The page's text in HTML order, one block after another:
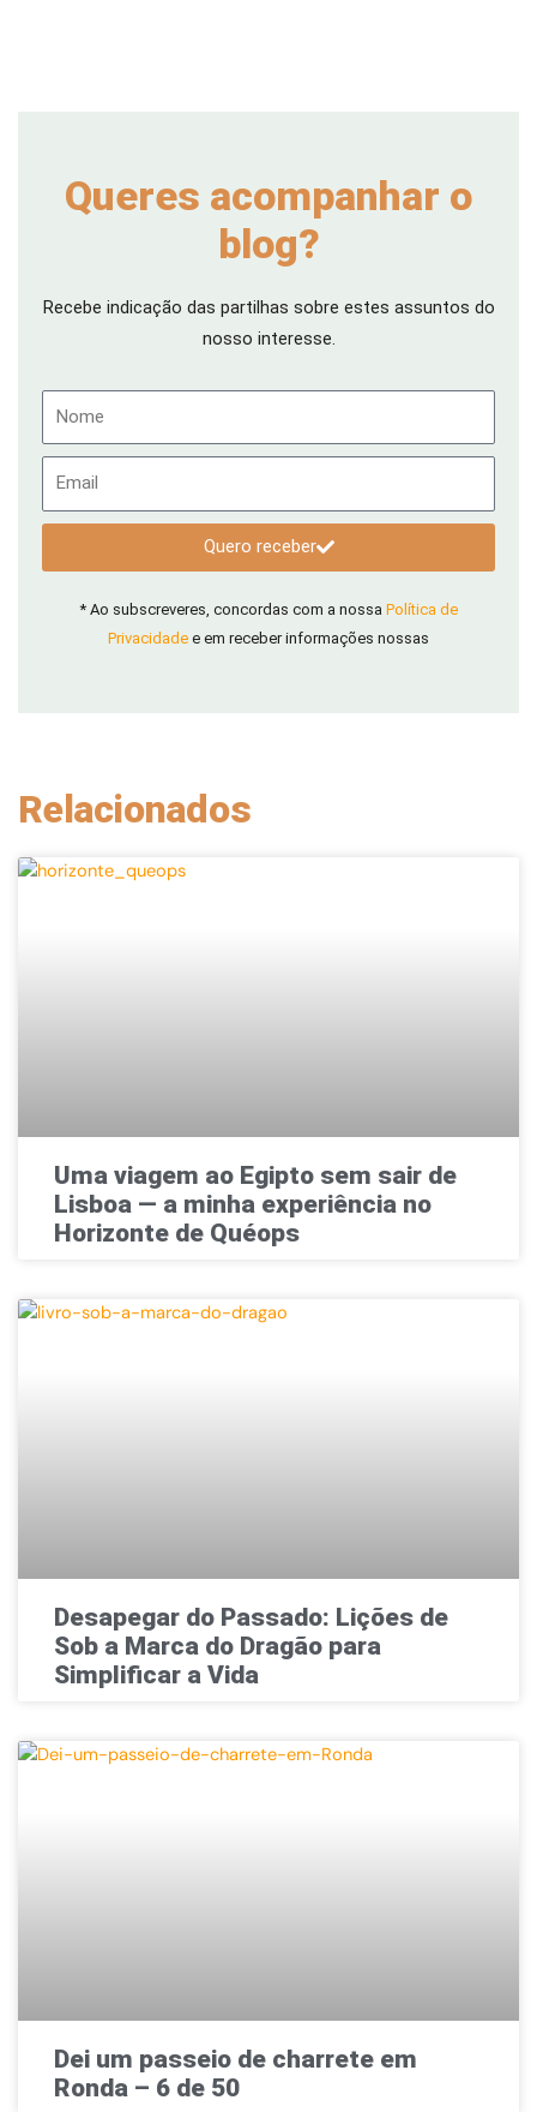
Queres acompanhar o
blog?
Recebe indicação das partilhas sobre estes assuntos do
nosso interesse.
Quero receber
* Ao subscreveres, concordas com a nossa Política de
Privacidade e em receber informações nossas
Relacionados
Uma viagem ao Egipto sem sair de
Lisboa — a minha experiência no
Horizonte de Quéops
Desapegar do Passado: Lições de
Sob a Marca do Dragão para
Simplificar a Vida
Dei um passeio de charrete em
Ronda – 6 de 50